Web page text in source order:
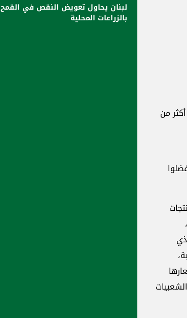
من
من الشعبيات
لبنان يحاول تعويض النقص في القمح
بالزراعات المحلية